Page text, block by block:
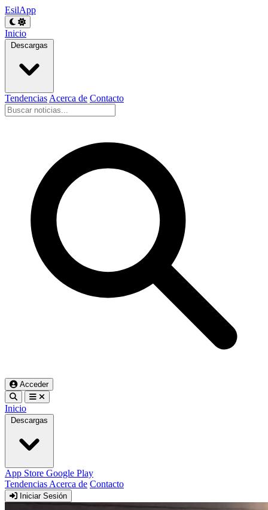
EsilApp
Inicio
Descargas
Tendencias Acerca de Contacto
Acceder
Inicio
Descargas
App Store Google Play
Tendencias Acerca de Contacto
Iniciar Sesión